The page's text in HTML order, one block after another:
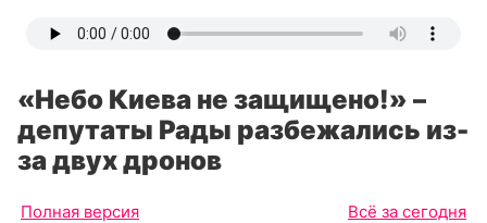
«Небо Киева не защищено!» –
депутаты Рады разбежались из-
за двух дронов
Полная версия Всё за сегодня